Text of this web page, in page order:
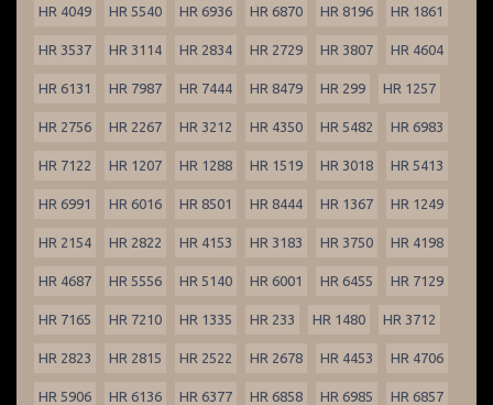
HR 4049 HR 5540 HR 6936 HR 6870 HR 8196 HR 1861
HR 3537 HR 3114 HR 2834 HR 2729 HR 3807 HR 4604
HR 6131 HR 7987 HR 7444 HR 8479 HR 299 HR 1257
HR 2756 HR 2267 HR 3212 HR 4350 HR 5482 HR 6983
HR 7122 HR 1207 HR 1288 HR 1519 HR 3018 HR 5413
HR 6991 HR 6016 HR 8501 HR 8444 HR 1367 HR 1249
HR 2154 HR 2822 HR 4153 HR 3183 HR 3750 HR 4198
HR 4687 HR 5556 HR 5140 HR 6001 HR 6455 HR 7129
HR 7165 HR 7210 HR 1335 HR 233 HR 1480 HR 3712
HR 2823 HR 2815 HR 2522 HR 2678 HR 4453 HR 4706
HR 5906 HR 6136 HR 6377 HR 6858 HR 6985 HR 6857